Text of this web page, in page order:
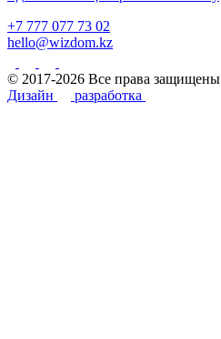
+7 777 077 73 02
hello@wizdom.kz
© 2017-2026 Все права защищены
Дизайн
разработка